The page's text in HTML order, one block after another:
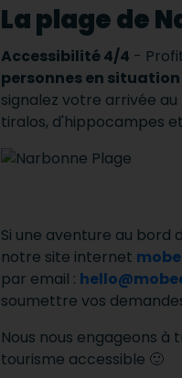
La plage de
Accessibilité 4/4 -
personnes en
signalez votre arrivée
tiralos, d'hippocampes
Si une aventure au
notre site internet
par email :
soumettre vos
Nous nous engageons
tourisme accessible 🙂